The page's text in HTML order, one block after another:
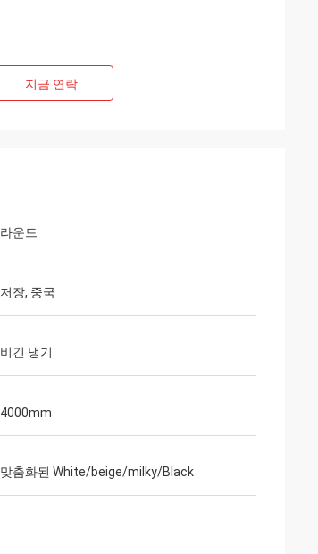
지금 연락
라운드
저장, 중국
비긴 냉기
4000mm
맞춤화된 White/beige/milky/Black